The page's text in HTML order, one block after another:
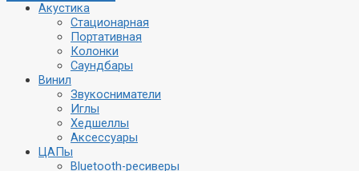
Акустика
Стационарная
Портативная
Колонки
Саундбары
Винил
Звукосниматели
Иглы
Хедшеллы
Аксессуары
ЦАПы
Bluetooth-ресиверы